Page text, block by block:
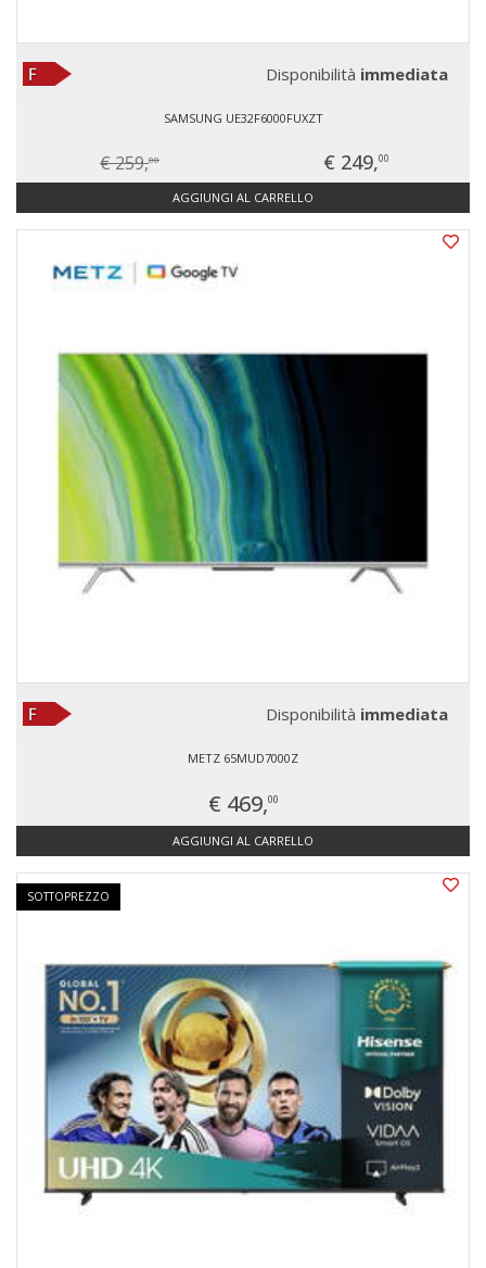
Disponibilità immediata
SAMSUNG UE32F6000FUXZT
€ 259,00 € 249,00
AGGIUNGI AL CARRELLO
Disponibilità immediata
METZ 65MUD7000Z
€ 469,00
AGGIUNGI AL CARRELLO
SOTTOPREZZO